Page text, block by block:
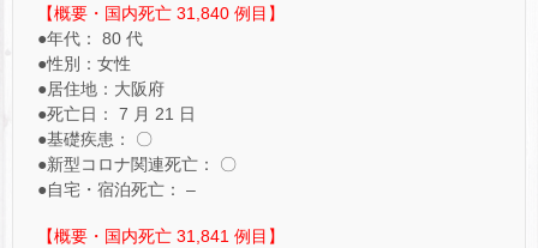
【概要・国内死亡 31,840 例目】
●年代： 80 代
●性別：女性
●居住地：大阪府
●死亡日： 7 月 21 日
●基礎疾患： 〇
●新型コロナ関連死亡： 〇
●自宅・宿泊死亡： –
【概要・国内死亡 31,841 例目】